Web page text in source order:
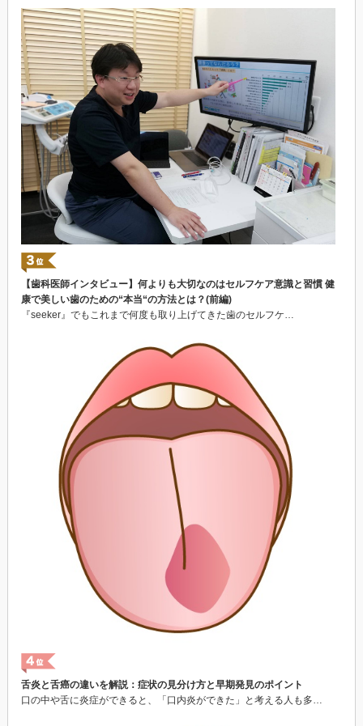
【歯科医師インタビュー】何よりも大切なのはセルフケア意識と習慣 健
康で美しい歯のための“本当“の方法とは？(前編)
『seeker』でもこれまで何度も取り上げてきた歯のセルフケ…
舌炎と舌癌の違いを解説：症状の見分け方と早期発見のポイント
口の中や舌に炎症ができると、「口内炎ができた」と考える人も多…